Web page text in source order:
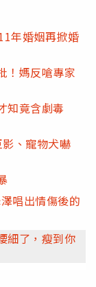
年婚姻再掀婚
！媽反嗆專家
知竟含劇毒
、寵物犬嚇
唱出情傷後的
細了，瘦到你